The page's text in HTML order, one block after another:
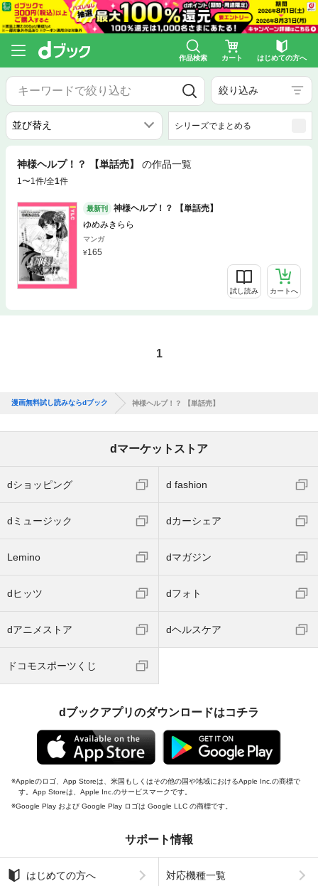
作品検索 カート はじめての方へ
絞り込み
シリーズでまとめる
神様ヘルプ！？ 【単話売】 の作品一覧
1〜1件/全1件
最新刊
神様ヘルプ！？ 【単話売】
ゆめみきらら
マンガ
165
試し読み カートへ
1
漫画無料試し読みならdブック 神様ヘルプ！？ 【単話売】
dマーケットストア
dショッピング d fashion
dミュージック dカーシェア
Lemino dマガジン
dヒッツ dフォト
dアニメストア dヘルスケア
ドコモスポーツくじ
dブックアプリのダウンロードはコチラ
Appleのロゴ、App Storeは、米国もしくはその他の国や地域におけるApple Inc.の商標で
す。App Storeは、Apple Inc.のサービスマークです。
Google Play および Google Play ロゴは Google LLC の商標です。
サポート情報
はじめての方へ 対応機種一覧